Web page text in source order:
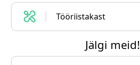
Tööriistakast
Jälgi meid!